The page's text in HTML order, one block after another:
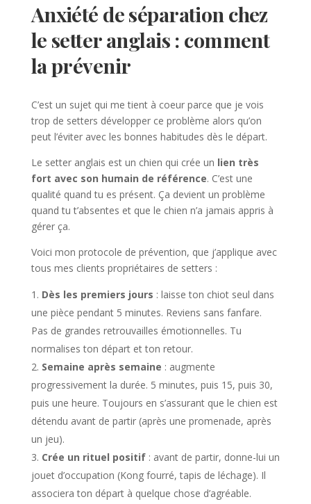
Anxiété de séparation chez
le setter anglais : comment
la prévenir
C’est un sujet qui me tient à coeur parce que je vois
trop de setters développer ce problème alors qu’on
peut l’éviter avec les bonnes habitudes dès le départ.
Le setter anglais est un chien qui crée un lien très
fort avec son humain de référence. C’est une
qualité quand tu es présent. Ça devient un problème
quand tu t’absentes et que le chien n’a jamais appris à
gérer ça.
Voici mon protocole de prévention, que j’applique avec
tous mes clients propriétaires de setters :
Dès les premiers jours : laisse ton chiot seul dans
une pièce pendant 5 minutes. Reviens sans fanfare.
Pas de grandes retrouvailles émotionnelles. Tu
normalises ton départ et ton retour.
Semaine après semaine : augmente
progressivement la durée. 5 minutes, puis 15, puis 30,
puis une heure. Toujours en s’assurant que le chien est
détendu avant de partir (après une promenade, après
un jeu).
Crée un rituel positif: avant de partir, donne-lui un
jouet d’occupation (Kong fourré, tapis de léchage). Il
associera ton départ à quelque chose d’agréable.